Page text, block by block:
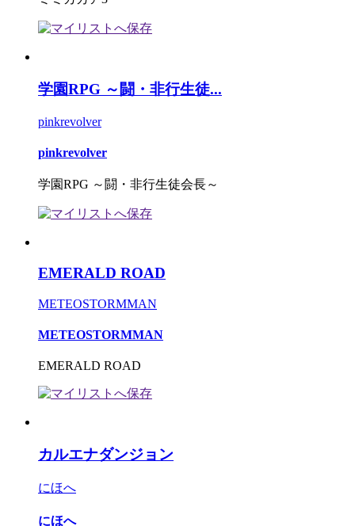
学園RPG ～闘・非行生徒...
pinkrevolver
pinkrevolver
学園RPG ～闘・非行生徒会長～
EMERALD ROAD
METEOSTORMMAN
METEOSTORMMAN
EMERALD ROAD
カルエナダンジョン
にほへ
にほへ